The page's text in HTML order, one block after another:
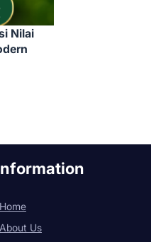
Nilai
Home
About Us